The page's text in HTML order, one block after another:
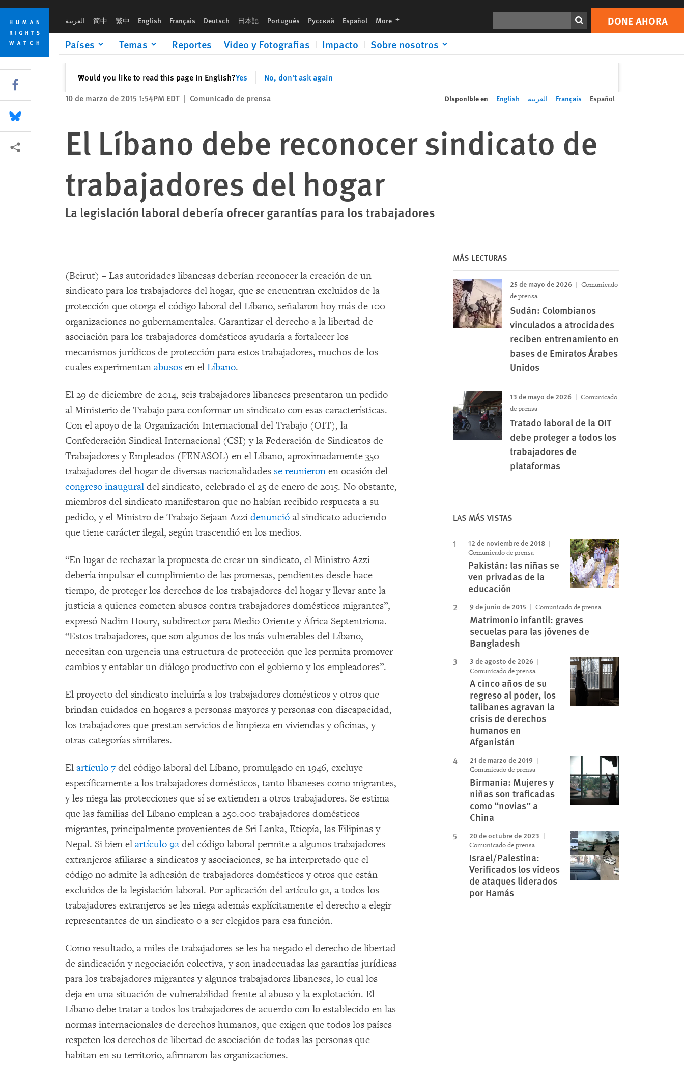
Skip
cookie
privacy
notice
Skip
main
content
العربية 简中 繁中 English Français Deutsch 日本語 Português Русский Español More languages DONE AHORA
Países Temas Reportes Video y Fotografias Impacto Sobre nosotros
Would you like to read this page in English?Yes No, don't ask again
✕Cerrar
Print DONE AHORA
10 de marzo de 2015 1:54PM EDT | Comunicado de prensa Disponible en English العربية Français Español
El Líbano debe reconocer sindicato de
trabajadores del hogar
La legislación laboral debería ofrecer garantías para los trabajadores
(Beirut) – Las autoridades libanesas deberían reconocer la creación de un
sindicato para los trabajadores del hogar, que se encuentran excluidos de la
protección que otorga el código laboral del Líbano, señalaron hoy más de 100
organizaciones no gubernamentales. Garantizar el derecho a la libertad de
asociación para los trabajadores domésticos ayudaría a fortalecer los
mecanismos jurídicos de protección para estos trabajadores, muchos de los
cuales experimentan abusos en el Líbano.
El 29 de diciembre de 2014, seis trabajadores libaneses presentaron un pedido
al Ministerio de Trabajo para conformar un sindicato con esas características.
Con el apoyo de la Organización Internacional del Trabajo (OIT), la
Confederación Sindical Internacional (CSI) y la Federación de Sindicatos de
Trabajadores y Empleados (FENASOL) en el Líbano, aproximadamente 350
trabajadores del hogar de diversas nacionalidades se reunieron en ocasión del
congreso inaugural del sindicato, celebrado el 25 de enero de 2015. No obstante,
miembros del sindicato manifestaron que no habían recibido respuesta a su
pedido, y el Ministro de Trabajo Sejaan Azzi denunció al sindicato aduciendo
que tiene carácter ilegal, según trascendió en los medios.
“En lugar de rechazar la propuesta de crear un sindicato, el Ministro Azzi
debería impulsar el cumplimiento de las promesas, pendientes desde hace
tiempo, de proteger los derechos de los trabajadores del hogar y llevar ante la
justicia a quienes cometen abusos contra trabajadores domésticos migrantes”,
expresó Nadim Houry, subdirector para Medio Oriente y África Septentriona.
“Estos trabajadores, que son algunos de los más vulnerables del Líbano,
necesitan con urgencia una estructura de protección que les permita promover
cambios y entablar un diálogo productivo con el gobierno y los empleadores”.
El proyecto del sindicato incluiría a los trabajadores domésticos y otros que
brindan cuidados en hogares a personas mayores y personas con discapacidad,
los trabajadores que prestan servicios de limpieza en viviendas y oficinas, y
otras categorías similares.
El artículo 7 del código laboral del Líbano, promulgado en 1946, excluye
específicamente a los trabajadores domésticos, tanto libaneses como migrantes,
y les niega las protecciones que sí se extienden a otros trabajadores. Se estima
que las familias del Líbano emplean a 250.000 trabajadores domésticos
migrantes, principalmente provenientes de Sri Lanka, Etiopía, las Filipinas y
Nepal. Si bien el artículo 92 del código laboral permite a algunos trabajadores
extranjeros afiliarse a sindicatos y asociaciones, se ha interpretado que el
código no admite la adhesión de trabajadores domésticos y otros que están
excluidos de la legislación laboral. Por aplicación del artículo 92, a todos los
trabajadores extranjeros se les niega además explícitamente el derecho a elegir
representantes de un sindicato o a ser elegidos para esa función.
Como resultado, a miles de trabajadores se les ha negado el derecho de libertad
de sindicación y negociación colectiva, y son inadecuadas las garantías jurídicas
para los trabajadores migrantes y algunos trabajadores libaneses, lo cual los
deja en una situación de vulnerabilidad frente al abuso y la explotación. El
Líbano debe tratar a todos los trabajadores de acuerdo con lo establecido en las
normas internacionales de derechos humanos, que exigen que todos los países
respeten los derechos de libertad de asociación de todas las personas que
habitan en su territorio, afirmaron las organizaciones.
MÁS LECTURAS
25 de mayo de 2026
Comunicado
de prensa
Sudán: Colombianos
vinculados a atrocidades
reciben entrenamiento en
bases de Emiratos Árabes
Unidos
13 de mayo de 2026
Comunicado
de prensa
Tratado laboral de la OIT
debe proteger a todos los
trabajadores de
plataformas
LAS MÁS VISTAS
12 de noviembre de 2018
Comunicado de prensa
Pakistán: las niñas se
ven privadas de la
educación
9 de junio de 2015 Comunicado de prensa
Matrimonio infantil: graves
secuelas para las jóvenes de
Bangladesh
3 de agosto de 2026
Comunicado de prensa
A cinco años de su
regreso al poder, los
talibanes agravan la
crisis de derechos
humanos en
Afganistán
21 de marzo de 2019
Comunicado de prensa
Birmania: Mujeres y
niñas son traficadas
como “novias” a
China
20 de octubre de 2023
Comunicado de prensa
Israel/Palestina:
Verificados los vídeos
de ataques liderados
por Hamás
Share this via Facebook
Share this via Bluesky
Share this via Compartir